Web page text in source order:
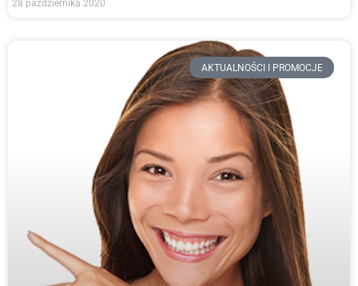
28 października 2020
AKTUALNOŚCI I PROMOCJE